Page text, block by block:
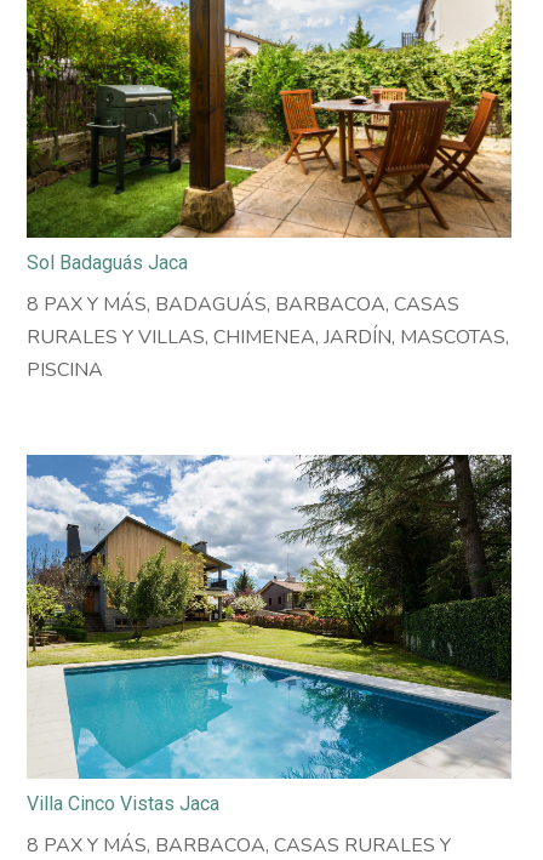
Sol Badaguás Jaca
8 PAX Y MÁS, BADAGUÁS, BARBACOA,CASAS
RURALES Y VILLAS,CHIMENEA,JARDÍN, MASCOTAS,
PISCINA
Villa Cinco Vistas Jaca
8 PAX Y MÁS, BARBACOA,CASAS RURALES Y